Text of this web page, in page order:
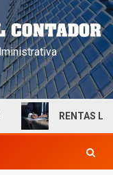
RENTAS LABORALES